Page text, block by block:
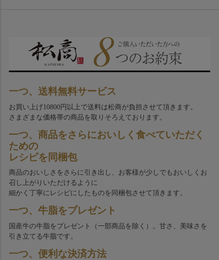
一つ、送料無料サービス
お買い上げ10800円以上で送料は松商が負担させて頂きます。
さまざまな価格帯の商品を取りそろえております。
一つ、商品をさらにおいしく食べていただく
ための
レシピを同梱包
商品のおいしさをさらに引き出し、お客様が少しでもおいしくお
召し上がりいただけるように
細かく丁寧にレシピにしたものを同梱包させて頂きます。
一つ、牛脂をプレゼント
国産牛の牛脂をプレゼント（一部商品を除く）。甘さ、美味さを
引き立てる牛脂です。
一つ、便利な決済方法